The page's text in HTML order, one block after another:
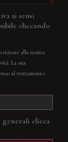
ai sensi
cliccando
alla nostra
La sua
al trattamento
generali clicca